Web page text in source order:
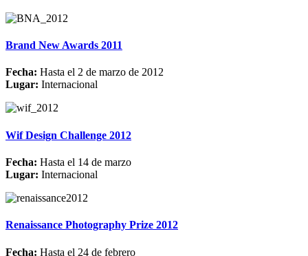
Brand New Awards 2011
Fecha: Hasta el 2 de marzo de 2012
Lugar: Internacional
Wif Design Challenge 2012
Fecha: Hasta el 14 de marzo
Lugar: Internacional
Renaissance Photography Prize 2012
Fecha: Hasta el 24 de febrero